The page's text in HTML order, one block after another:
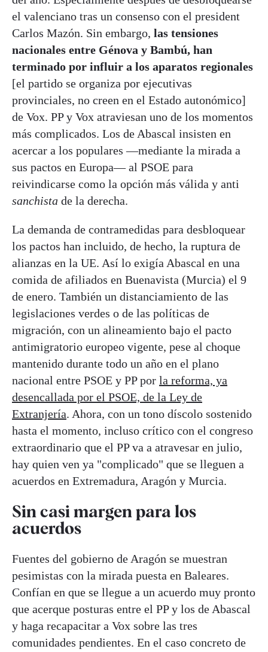
el valenciano tras un consenso con el president
Carlos Mazón. Sin embargo, las tensiones
nacionales entre Génova y Bambú, han
terminado por influir a los aparatos regionales
[el partido se organiza por ejecutivas
provinciales, no creen en el Estado autonómico]
de Vox. PP y Vox atraviesan uno de los momentos
más complicados. Los de Abascal insisten en
acercar a los populares —mediante la mirada a
sus pactos en Europa— al PSOE para
reivindicarse como la opción más válida y anti
sanchista de la derecha.
La demanda de contramedidas para desbloquear
los pactos han incluido, de hecho, la ruptura de
alianzas en la UE. Así lo exigía Abascal en una
comida de afiliados en Buenavista (Murcia) el 9
de enero. También un distanciamiento de las
legislaciones verdes o de las políticas de
migración, con un alineamiento bajo el pacto
antimigratorio europeo vigente, pese al choque
mantenido durante todo un año en el plano
nacional entre PSOE y PP por la reforma, ya
desencallada por el PSOE, de la Ley de
Extranjería. Ahora, con un tono díscolo sostenido
hasta el momento, incluso crítico con el congreso
extraordinario que el PP va a atravesar en julio,
hay quien ven ya "complicado" que se lleguen a
acuerdos en Extremadura, Aragón y Murcia.
Sin casi margen para los
acuerdos
Fuentes del gobierno de Aragón se muestran
pesimistas con la mirada puesta en Baleares.
Confían en que se llegue a un acuerdo muy pronto
que acerque posturas entre el PP y los de Abascal
y haga recapacitar a Vox sobre las tres
comunidades pendientes. En el caso concreto de